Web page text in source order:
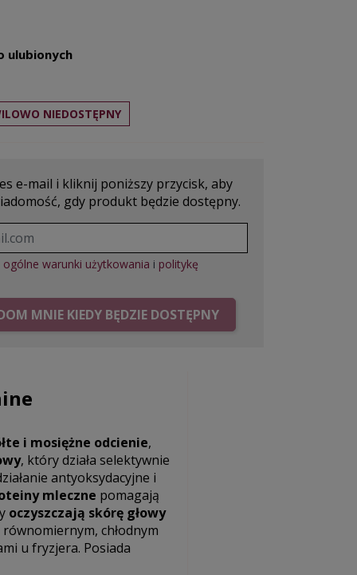
ulubionych
NIEDOSTĘPNY
e-mail i kliknij poniższy przycisk, aby
gdy produkt będzie dostępny.
ogólne warunki użytkowania i politykę
MNIE KIEDY BĘDZIE DOSTĘPNY
i mosiężne odcienie,
, który działa selektywnie
antyoksydacyjne i
mleczne pomagają
oczyszczają skórę głowy
chłodnym
u fryzjera. Posiada